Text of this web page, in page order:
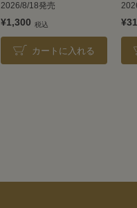
2026/8/18発売
¥1,300
カートに入れる